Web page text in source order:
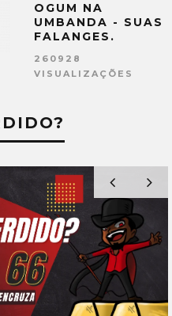
OGUM NA
UMBANDA - SUAS
FALANGES.
260928
VISUALIZAÇÕES